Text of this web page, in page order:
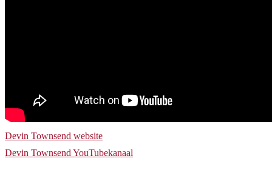
Devin Townsend website
Devin Townsend YouTubekanaal